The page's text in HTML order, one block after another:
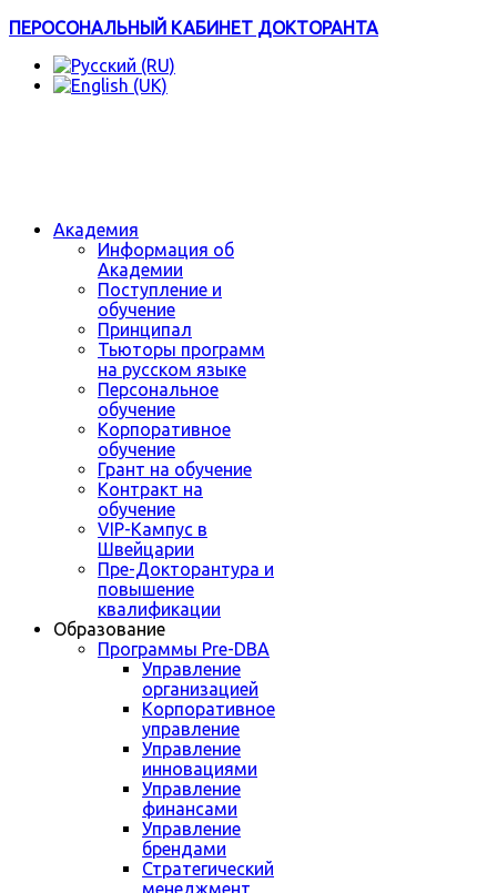
ПЕРОСОНАЛЬНЫЙ КАБИНЕТ ДОКТОРАНТА
Академия
Информация об
Академии
Поступление и
обучение
Принципал
Тьюторы программ
на русском языке
Персональное
обучение
Корпоративное
обучение
Грант на обучение
Контракт на
обучение
VIP-Кампус в
Швейцарии
Пре-Докторантура и
повышение
квалификации
Образование
Программы Pre-DBA
Управление
организацией
Корпоративное
управление
Управление
инновациями
Управление
финансами
Управление
брендами
Стратегический
менеджмент